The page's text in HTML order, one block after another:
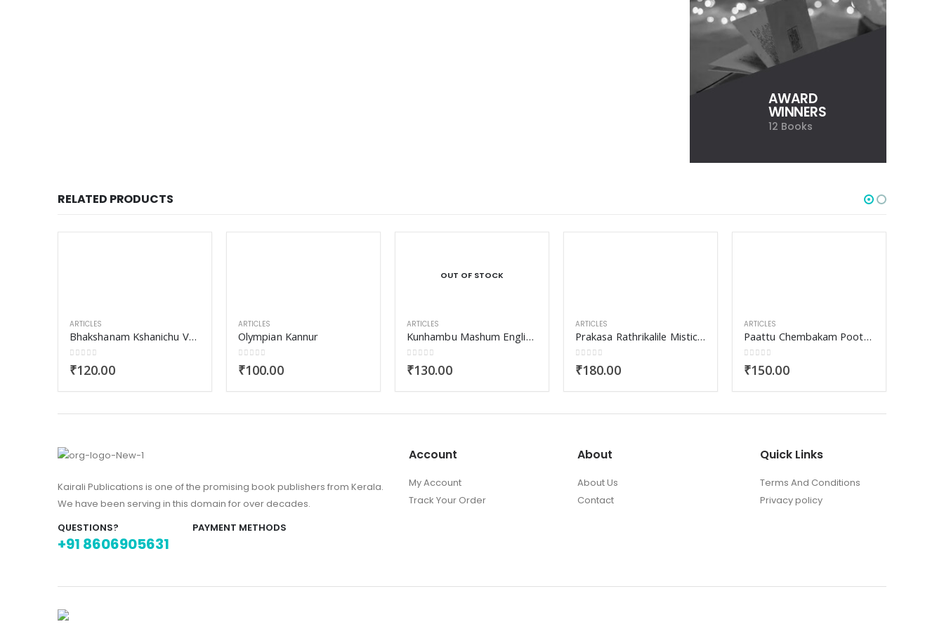
AWARD
WINNERS
12 Books
RELATED PRODUCTS
ARTICLES
Bhakshanam Kshanichu Varuthunnathu
0out of 5
₹120.00
ARTICLES
Olympian Kannur
0out of 5
₹100.00
OUT OF STOCK
ARTICLES
Kunhambu Mashum English Vakkum
0out of 5
₹130.00
ARTICLES
Prakasa Rathrikalile Mistic Yathrakal
0out of 5
₹180.00
ARTICLES
Paattu Chembakam Poothulayumbol
0out of 5
₹150.00
Kairali Publications is one of the promising book publishers from Kerala.
We have been serving in this domain for over decades.
QUESTIONS?
+91 8606905631
PAYMENT METHODS
Account
My Account
Track Your Order
About
About Us
Contact
Quick Links
Terms And Conditions
Privacy policy